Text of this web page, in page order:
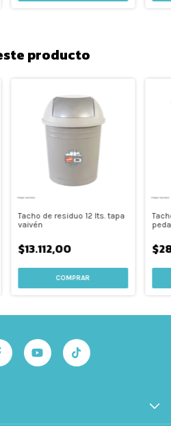
producto
Tacho de residuo 12 lts. tapa
vaivén
$13.112,00